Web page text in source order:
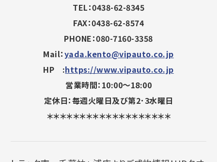
TEL：0438-62-8345
FAX：0438-62-8574
PHONE：080-7160-3358
Mail：yada.kento@vipauto.co.jp
HP :https://www.vipauto.co.jp
営業時間：10:00～18:00
定休日：毎週火曜日及び第2･3水曜日
＊＊＊＊＊＊＊＊＊＊＊＊＊＊＊＊＊＊＊